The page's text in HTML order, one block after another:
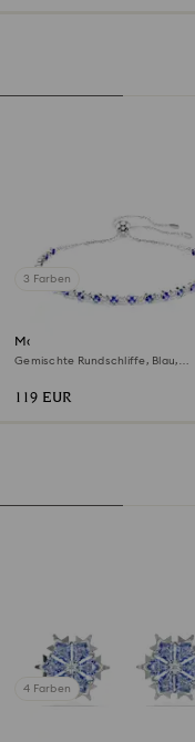
3 Farben
Matrix Tennis Armband
Gemischte Rundschliffe, Blau,
119 EUR
4 Farben